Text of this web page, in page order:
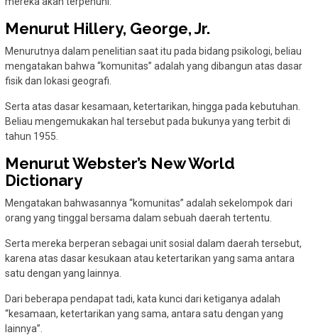
Menurut Hillery, George, Jr.
Menurutnya dalam penelitian saat itu pada bidang psikologi, beliau
mengatakan bahwa “komunitas” adalah yang dibangun atas dasar
fisik dan lokasi geografi.
Serta atas dasar kesamaan, ketertarikan, hingga pada kebutuhan.
Beliau mengemukakan hal tersebut pada bukunya yang terbit di
tahun 1955.
Menurut Webster’s New World
Dictionary
Mengatakan bahwasannya “komunitas” adalah sekelompok dari
orang yang tinggal bersama dalam sebuah daerah tertentu.
Serta mereka berperan sebagai unit sosial dalam daerah tersebut,
karena atas dasar kesukaan atau ketertarikan yang sama antara
satu dengan yang lainnya.
Dari beberapa pendapat tadi, kata kunci dari ketiganya adalah
“kesamaan, ketertarikan yang sama, antara satu dengan yang
lainnya”.